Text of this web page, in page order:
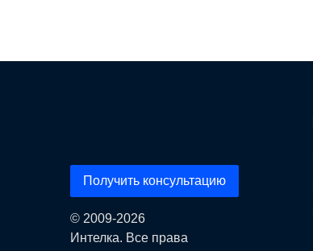
Получить консультацию
© 2009-2026
Интелка. Все права